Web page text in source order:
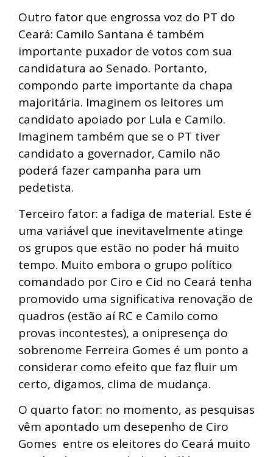
Outro fator que engrossa voz do PT do
Ceará: Camilo Santana é também
importante puxador de votos com sua
candidatura ao Senado. Portanto,
compondo parte importante da chapa
majoritária. Imaginem os leitores um
candidato apoiado por Lula e Camilo.
Imaginem também que se o PT tiver
candidato a governador, Camilo não
poderá fazer campanha para um
pedetista.
Terceiro fator: a fadiga de material. Este é
uma variável que inevitavelmente atinge
os grupos que estão no poder há muito
tempo. Muito embora o grupo político
comandado por Ciro e Cid no Ceará tenha
promovido uma significativa renovação de
quadros (estão aí RC e Camilo como
provas incontestes), a onipresença do
sobrenome Ferreira Gomes é um ponto a
considerar como efeito que faz fluir um
certo, digamos, clima de mudança.
O quarto fator: no momento, as pesquisas
vêm apontado um desepenho de Ciro
Gomes entre os eleitores do Ceará muito